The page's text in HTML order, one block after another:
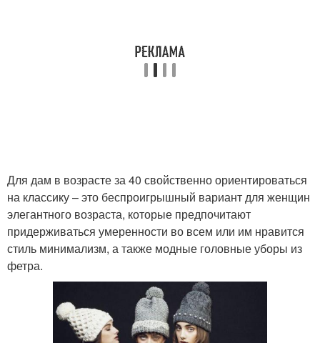
Для дам в возрасте за 40 свойственно ориентироваться
на классику – это беспроигрышный вариант для женщин
элегантного возраста, которые предпочитают
придерживаться умеренности во всем или им нравится
стиль минимализм, а также модные головные уборы из
фетра.